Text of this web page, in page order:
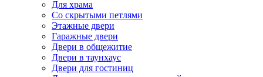
Для храма
Со скрытыми петлями
Этажные двери
Гаражные двери
Двери в общежитие
Двери в таунхаус
Двери для гостиниц